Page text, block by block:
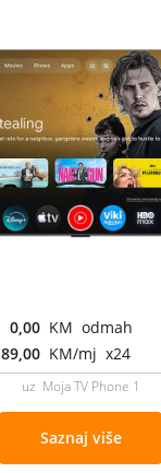
0,00 KM odmah
89,00 KM/mj x24
uz Moja TV Phone 1
Saznaj više